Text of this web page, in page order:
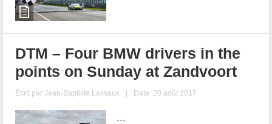
DTM – Four BMW drivers in the
points on Sunday at Zandvoort
Écrit parJean-Baptiste Lassaux | Date: 20 août 2017
...